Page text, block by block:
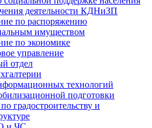
деятельности КДНиЗП
по распоряжению
имуществом
по экономике
управление
отдел
технологий
подготовки
градостроительству и